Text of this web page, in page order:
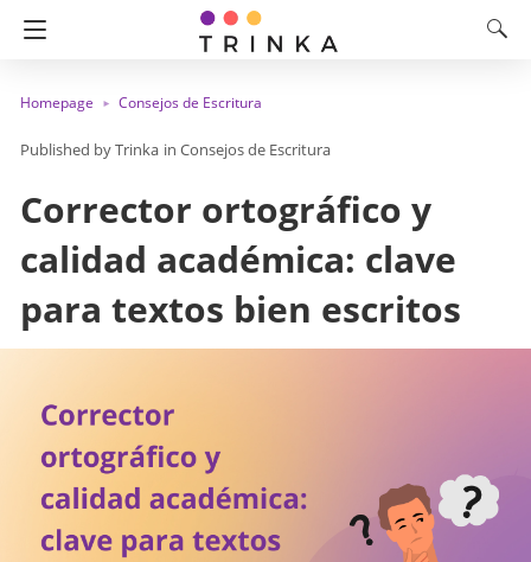
Homepage Consejos de Escritura
Trinka in Consejos de Escritura
Corrector ortográfico y
calidad académica: clave
para textos bien escritos